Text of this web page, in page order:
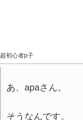
超初心者p子
あ、apaさん。
そうなんです。